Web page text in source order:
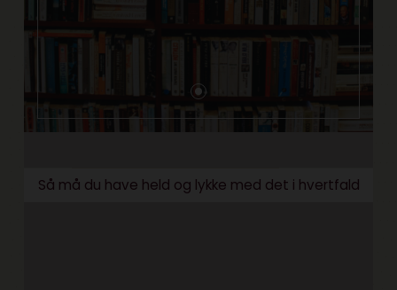
Så må du have held og lykke med det i hvertfald